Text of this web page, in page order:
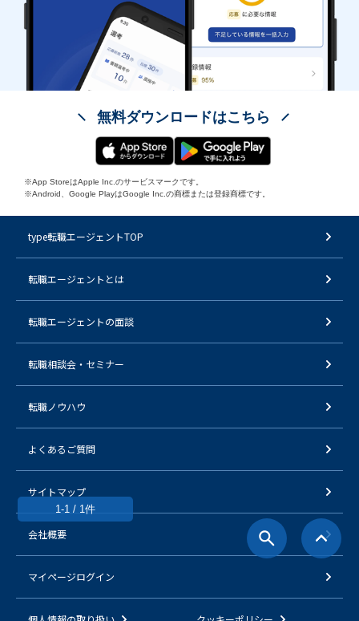
1-1 / 1件
無料ダウンロードはこちら
※App StoreはApple Inc.のサービスマークです。
※Android、Google PlayはGoogle Inc.の商標または登録商標です。
type転職エージェントTOP
転職エージェントとは
転職エージェントの面談
転職相談会・セミナー
転職ノウハウ
よくあるご質問
サイトマップ
会社概要
マイページログイン